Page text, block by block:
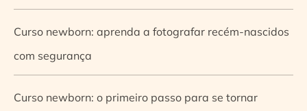
Curso newborn: aprenda a fotografar recém-nascidos
com segurança
Curso newborn: o primeiro passo para se tornar